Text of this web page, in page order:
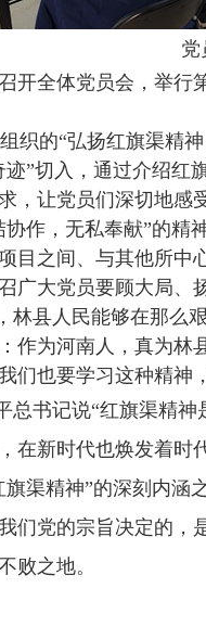
党
开全体党员会，举行
织的“弘扬红旗渠精
”切入，通过介绍红
，让党员们深切地
作，无私奉献”的
目之间、与其他所
广大党员要顾大局、
县人民能够在那么
作为河南人，真为
们也要学习这种精神
总书记说“红旗渠精神
在新时代也焕发着时
旗渠精神”的深刻内涵之
们党的宗旨决定的
败之地。